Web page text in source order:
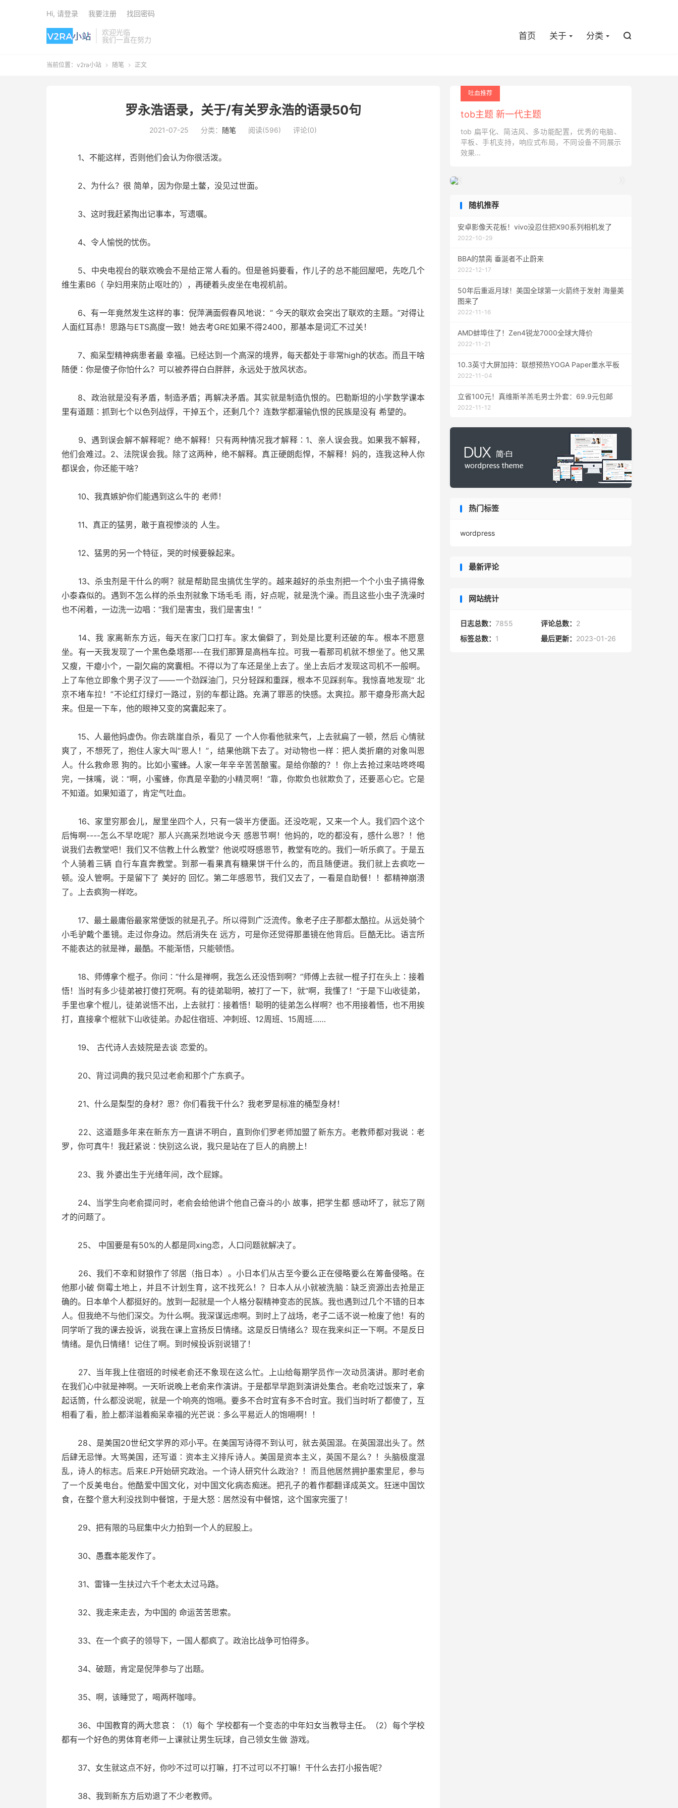
欢迎光临
我们一直在努力
首页 关于 分类 
Hi, 请登录 我要注册 找回密码
当前位置： v2ra小站  随笔  正文
罗永浩语录，关于/有关罗永浩的语录50句
2021-07-25 分类： 随笔 阅读(596) 评论(0)
1、不能这样，否则他们会认为你很活泼。
2、为什么？很 简单，因为你是土鳖，没见过世面。
3、这时我赶紧掏出记事本，写遗嘱。
4、令人愉悦的忧伤。
5、中央电视台的联欢晚会不是给正常人看的。但是爸妈要看，作儿子的总不能回屋吧，先吃几个
维生素B6（ 孕妇用来防止呕吐的），再硬着头皮坐在电视机前。
6、有一年竟然发生这样的事：倪萍满面假春风地说：“ 今天的联欢会突出了联欢的主题。”对得让
人面红耳赤！思路与ETS高度一致！她去考GRE如果不得2400，那基本是词汇不过关！
7、痴呆型精神病患者最 幸福。已经达到一个高深的境界，每天都处于非常high的状态。而且干啥
随便∶你是傻子你怕什么？可以被养得白白胖胖，永远处于放风状态。
8、政治就是没有矛盾，制造矛盾；再解决矛盾。其实就是制造仇恨的。巴勒斯坦的小学数学课本
里有道题∶抓到七个以色列战俘，干掉五个，还剩几个？连数学都灌输仇恨的民族是没有 希望的。
9、遇到误会解不解释呢？绝不解释！只有两种情况我才解释∶1、亲人误会我。如果我不解释，
他们会难过。2、法院误会我。除了这两种，绝不解释。真正硬朗彪悍，不解释！妈的，连我这种人你
都误会，你还能干啥？
10、我真嫉妒你们能遇到这么牛的 老师！
11、真正的猛男，敢于直视惨淡的 人生。
12、猛男的另一个特征，哭的时候要躲起来。
13、杀虫剂是干什么的啊？就是帮助昆虫搞优生学的。越来越好的杀虫剂把一个个小虫子搞得象
小泰森似的。遇到不怎么样的杀虫剂就象下场毛毛 雨，好点呢，就是洗个澡。而且这些小虫子洗澡时
也不闲着，一边洗一边唱∶“我们是害虫，我们是害虫！”
14、我 家离新东方远，每天在家门口打车。家太偏僻了，到处是比夏利还破的车。根本不愿意
坐。有一天我发现了一个黑色桑塔那---在我们那算是高档车拉。可我一看那司机就不想坐了。他又黑
又瘦，干瘪小个，一副欠扁的窝囊相。不得以为了车还是坐上去了。坐上去后才发现这司机不一般啊。
上了车他立即象个男子汉了——一个劲踩油门，只分轻踩和重踩，根本不见踩刹车。我惊喜地发现“ 北
京不堵车拉！”不论红灯绿灯一路过，别的车都让路。充满了罪恶的快感。太爽拉。那干瘪身形高大起
来。但是一下车，他的眼神又变的窝囊起来了。
15、人最他妈虚伪。你去跳崖自杀，看见了 一个人你看他就来气，上去就扁了一顿，然后 心情就
爽了，不想死了，抱住人家大叫“恩人！”，结果他跳下去了。对动物也一样∶把人类折磨的对象叫恩
人。什么救命恩 狗的。比如小蜜蜂。人家一年辛辛苦苦酿蜜。是给你酿的？！你上去抢过来咕咚咚喝
完，一抹嘴，说∶“啊，小蜜蜂，你真是辛勤的小精灵啊！”靠，你欺负也就欺负了，还要恶心它。它是
不知道。如果知道了，肯定气吐血。
16、家里穷那会儿，屋里坐四个人，只有一袋半方便面。还没吃呢，又来一个人。我们四个这个
后悔啊----怎么不早吃呢？那人兴高采烈地说今天 感恩节啊！他妈的，吃的都没有，感什么恩？！他
说我们去教堂吧！我们又不信教上什么教堂？他说哎呀感恩节，教堂有吃的。我们一听乐疯了。于是五
个人骑着三辆 自行车直奔教堂。到那一看果真有糖果饼干什么的，而且随便进。我们就上去疯吃一
顿。没人管啊。于是留下了 美好的 回忆。第二年感恩节，我们又去了，一看是自助餐！！都精神崩溃
了。上去疯狗一样吃。
17、最土最庸俗最家常便饭的就是孔子。所以得到广泛流传。象老子庄子那都太酷拉。从远处骑个
小毛驴戴个墨镜。走过你身边。然后消失在 远方，可是你还觉得那墨镜在他背后。巨酷无比。语言所
不能表达的就是禅，最酷。不能渐悟，只能顿悟。
18、师傅拿个棍子。你问∶“什么是禅啊，我怎么还没悟到啊？”师傅上去就一棍子打在头上∶接着
悟！当时有多少徒弟被打傻打死啊。有的徒弟聪明，被打了一下，就“啊，我懂了！”于是下山收徒弟，
手里也拿个棍儿，徒弟说悟不出，上去就打∶接着悟！聪明的徒弟怎么样啊？也不用接着悟，也不用挨
打，直接拿个棍就下山收徒弟。办起住宿班、冲刺班、12周班、15周班……
19、 古代诗人去妓院是去谈 恋爱的。
20、背过词典的我只见过老俞和那个广东疯子。
21、什么是梨型的身材？恩？你们看我干什么？我老罗是标准的桶型身材！
22、这道题多年来在新东方一直讲不明白，直到你们罗老师加盟了新东方。老教师都对我说∶老
罗，你可真牛！我赶紧说∶快别这么说，我只是站在了巨人的肩膀上！
23、我 外婆出生于光绪年间，改个屁嫁。
24、当学生向老俞提问时，老俞会给他讲个他自己奋斗的小 故事，把学生都 感动坏了，就忘了刚
才的问题了。
25、 中国要是有50%的人都是同xing恋，人口问题就解决了。
26、我们不幸和财狼作了邻居（指日本）。小日本们从古至今要么正在侵略要么在筹备侵略。在
他那小破 倒霉土地上，并且不计划生育，这不找死么！？日本人从小就被洗脑∶缺乏资源出去抢是正
确的。日本单个人都挺好的。放到一起就是一个人格分裂精神变态的民族。我也遇到过几个不错的日本
人。但我绝不与他们深交。为什么啊。我深谋远虑啊。到时上了战场，老子二话不说一枪废了他！有的
同学听了我的课去投诉，说我在课上宣扬反日情绪。这是反日情绪么？现在我来纠正一下啊。不是反日
情绪。是仇日情绪！记住了啊。到时候投诉别说错了！
27、当年我上住宿班的时候老俞还不象现在这么忙。上山给每期学员作一次动员演讲。那时老俞
在我们心中就是神啊。一天听说晚上老俞来作演讲。于是都早早跑到演讲处集合。老俞吃过饭来了，拿
起话筒，什么都没说呢，就是一个响亮的饱嗝。要多不合时宜有多不合时宜。我们当时听了都傻了，互
相看了看，脸上都洋溢着痴呆幸福的光芒说∶多么平易近人的饱嗝啊！！
28、是美国20世纪文学界的邓小平。在美国写诗得不到认可，就去英国混。在英国混出头了。然
后肆无忌惮。大骂美国，还写道∶资本主义排斥诗人。美国是资本主义，英国不是么？！头脑极度混
乱，诗人的标志。后来E.P开始研究政治。一个诗人研究什么政治？！而且他居然拥护墨索里尼，参与
了一个反美电台。他酷爱中国文化，对中国文化病态痴迷。把孔子的着作都翻译成英文。狂迷中国饮
食，在整个意大利没找到中餐馆，于是大怒∶居然没有中餐馆，这个国家完蛋了！
29、把有限的马屁集中火力拍到一个人的屁股上。
30、愚蠢本能发作了。
31、雷锋一生扶过六千个老太太过马路。
32、我走来走去，为中国的 命运苦苦思索。
33、在一个疯子的领导下，一国人都疯了。政治比战争可怕得多。
34、破题，肯定是倪萍参与了出题。
35、啊，该睡觉了，喝两杯咖啡。
36、中国教育的两大悲哀∶（1）每个 学校都有一个变态的中年妇女当教导主任。（2）每个学校
都有一个好色的男体育老师一上课就让男生玩球，自己领女生做 游戏。
37、女生就这点不好，你吵不过可以打嘛，打不过可以不打嘛！干什么去打小报告呢？
38、我到新东方后劝退了不少老教师。
吐血推荐
tob主题 新一代主题
tob 扁平化、简洁风、多功能配置，优秀的电脑、
平板、手机支持，响应式布局，不同设备不同展示
效果...

随机推荐
安卓影像天花板！vivo没忍住把X90系列相机发了
2022-10-29
BBA的禁脔 垂涎者不止蔚来
2022-12-17
50年后重返月球！美国全球第一火箭终于发射 海量美
图来了
2022-11-16
AMD蚌埠住了！Zen4锐龙7000全球大降价
2022-11-21
10.3英寸大屏加持：联想预热YOGA Paper墨水平板
2022-11-04
立省100元！真维斯羊羔毛男士外套：69.9元包邮
2022-11-12
热门标签
wordpress
最新评论
网站统计
日志总数： 7855 评论总数： 2
标签总数： 1 最后更新： 2023-01-26